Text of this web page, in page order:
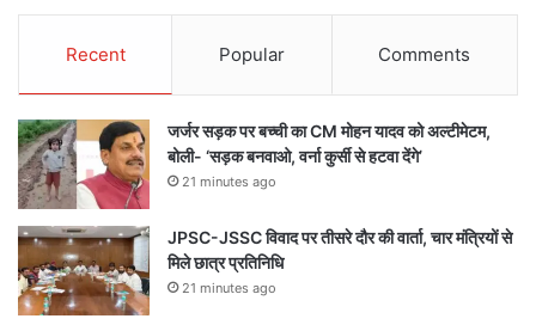
Recent Popular Comments
जर्जर सड़क पर बच्ची का CM मोहन यादव को अल्टीमेटम,
बोली- ‘सड़क बनवाओ, वर्ना कुर्सी से हटवा देंगे’
21 minutes ago
JPSC-JSSC विवाद पर तीसरे दौर की वार्ता, चार मंत्रियों से
मिले छात्र प्रतिनिधि
21 minutes ago